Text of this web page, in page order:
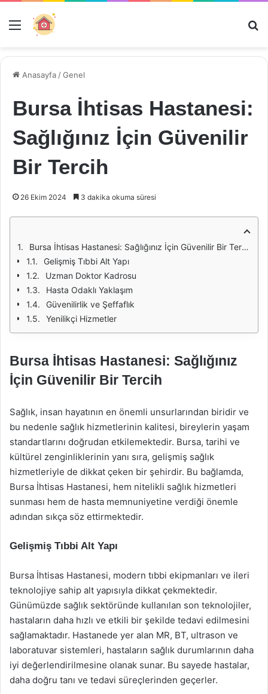
Menü
Anasayfa /Genel
Bursa İhtisas Hastanesi:
Sağlığınız İçin Güvenilir
Bir Tercih
26 Ekim 2024 3 dakika okuma süresi
Bursa İhtisas Hastanesi: Sağlığınız İçin Güvenilir Bir Tercih
Gelişmiş Tıbbi Alt Yapı
Uzman Doktor Kadrosu
Hasta Odaklı Yaklaşım
Güvenilirlik ve Şeffaflık
Yenilikçi Hizmetler
Bursa İhtisas Hastanesi: Sağlığınız
İçin Güvenilir Bir Tercih
Sağlık, insan hayatının en önemli unsurlarından biridir ve
bu nedenle sağlık hizmetlerinin kalitesi, bireylerin yaşam
standartlarını doğrudan etkilemektedir. Bursa, tarihi ve
kültürel zenginliklerinin yanı sıra, gelişmiş sağlık
hizmetleriyle de dikkat çeken bir şehirdir. Bu bağlamda,
Bursa İhtisas Hastanesi, hem nitelikli sağlık hizmetleri
sunması hem de hasta memnuniyetine verdiği önemle
adından sıkça söz ettirmektedir.
Gelişmiş Tıbbi Alt Yapı
Bursa İhtisas Hastanesi, modern tıbbi ekipmanları ve ileri
teknolojiye sahip alt yapısıyla dikkat çekmektedir.
Günümüzde sağlık sektöründe kullanılan son teknolojiler,
hastaların daha hızlı ve etkili bir şekilde tedavi edilmesini
sağlamaktadır. Hastanede yer alan MR, BT, ultrason ve
laboratuvar sistemleri, hastaların sağlık durumlarının daha
iyi değerlendirilmesine olanak sunar. Bu sayede hastalar,
daha doğru tanı ve tedavi süreçlerinden geçerler.